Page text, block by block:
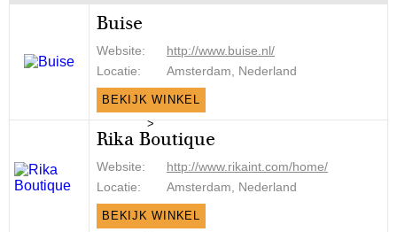
Buise
Website:
http://www.buise.nl/
Locatie:
Amsterdam, Nederland
BEKIJK WINKEL
>
Rika Boutique
Website:
http://www.rikaint.com/home/
Locatie:
Amsterdam, Nederland
BEKIJK WINKEL